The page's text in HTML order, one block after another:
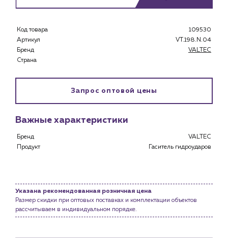
Предприятиям и юр.лицам
История компании
Портфолио
Код товара
109530
Артикул
VT.198.N.04
Бренд
VALTEC
Страна
Запрос оптовой цены
Важные характеристики
Бренд
VALTEC
Продукт
Гаситель гидроударов
Указана рекомендованная розничная цена
Размер скидки при оптовых поставках и комплектации объектов
рассчитываем в индивидуальном порядке.